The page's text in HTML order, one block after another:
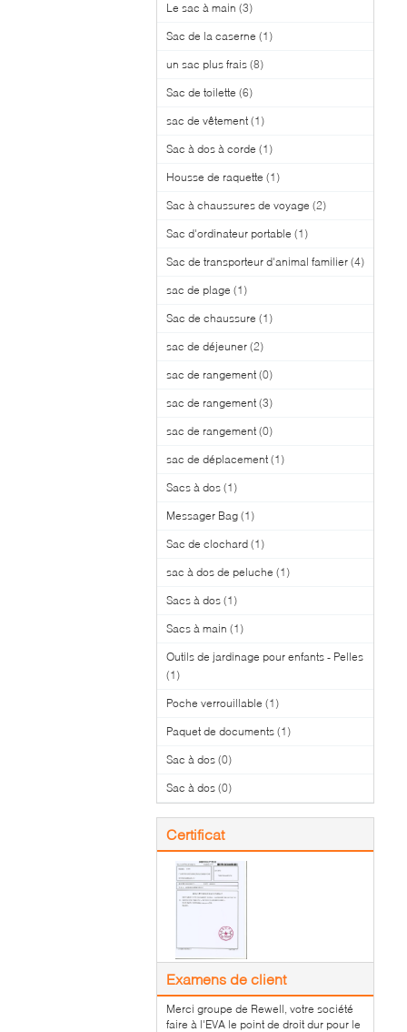
Le sac à main (3)
Sac de la caserne (1)
un sac plus frais (8)
Sac de toilette (6)
sac de vêtement (1)
Sac à dos à corde (1)
Housse de raquette (1)
Sac à chaussures de voyage (2)
Sac d'ordinateur portable (1)
Sac de transporteur d'animal familier (4)
sac de plage (1)
Sac de chaussure (1)
sac de déjeuner (2)
sac de rangement (0)
sac de rangement (3)
sac de rangement (0)
sac de déplacement (1)
Sacs à dos (1)
Messager Bag (1)
Sac de clochard (1)
sac à dos de peluche (1)
Sacs à dos (1)
Sacs à main (1)
Outils de jardinage pour enfants - Pelles
(1)
Poche verrouillable (1)
Paquet de documents (1)
Sac à dos (0)
Sac à dos (0)
Certificat
Examens de client
Merci groupe de Rewell, votre société
faire à l'EVA le point de droit dur pour le